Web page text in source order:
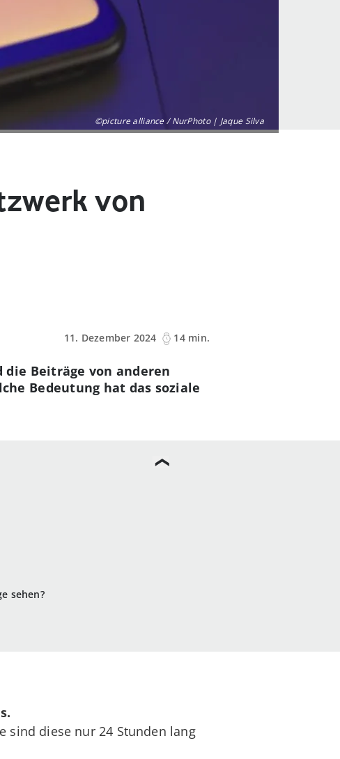
©picture alliance / NurPhoto | Jaque Silva
von
11. Dezember 2024
14 min.
sehen?
Beiträge von anderen
Bedeutung hat das soziale
sind diese nur 24 Stunden lang